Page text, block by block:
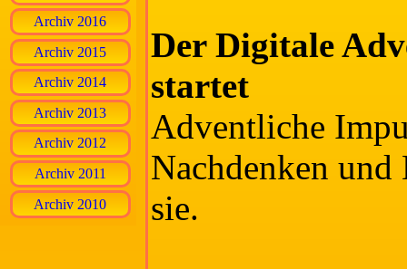
Archiv 2016
Archiv 2015
Archiv 2014
Archiv 2013
Archiv 2012
Archiv 2011
Archiv 2010
Der Digitale
startet
Adventliche
Nachdenken
sie.